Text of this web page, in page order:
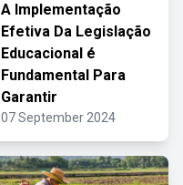
A Implementação
Efetiva Da Legislação
Educacional é
Fundamental Para
Garantir
07 September 2024